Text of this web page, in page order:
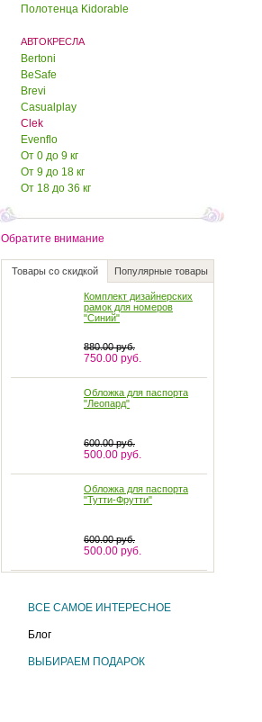
Полотенца Kidorable
АВТОКРЕСЛА
Bertoni
BeSafe
Brevi
Casualplay
Clek
Evenflo
От 0 до 9 кг
От 9 до 18 кг
От 18 до 36 кг
Обратите внимание
Товары со скидкой Популярные товары
"Деним"
1650.00 руб.
"Счастливый пират"
900.00 руб.
Комплект дизайнерских
рамок для номеров
"Синий"
880.00 руб.
Обложка для паспорта
"Леопард"
Обложка для паспорта
"Тутти-Фрутти"
Обложка для паспорта
"Маки"
600.00 руб.
Обложка для паспорта
"Гжель"
ВСЕ САМОЕ ИНТЕРЕСНОЕ
Блог
ВЫБИРАЕМ ПОДАРОК